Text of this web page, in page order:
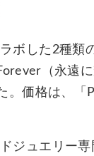
ボした2種類
（永遠に
。価格は、「
ジュエリー